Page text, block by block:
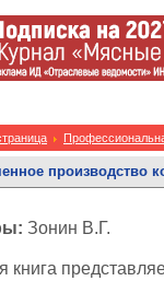
производство
Зонин В.Г.
книга